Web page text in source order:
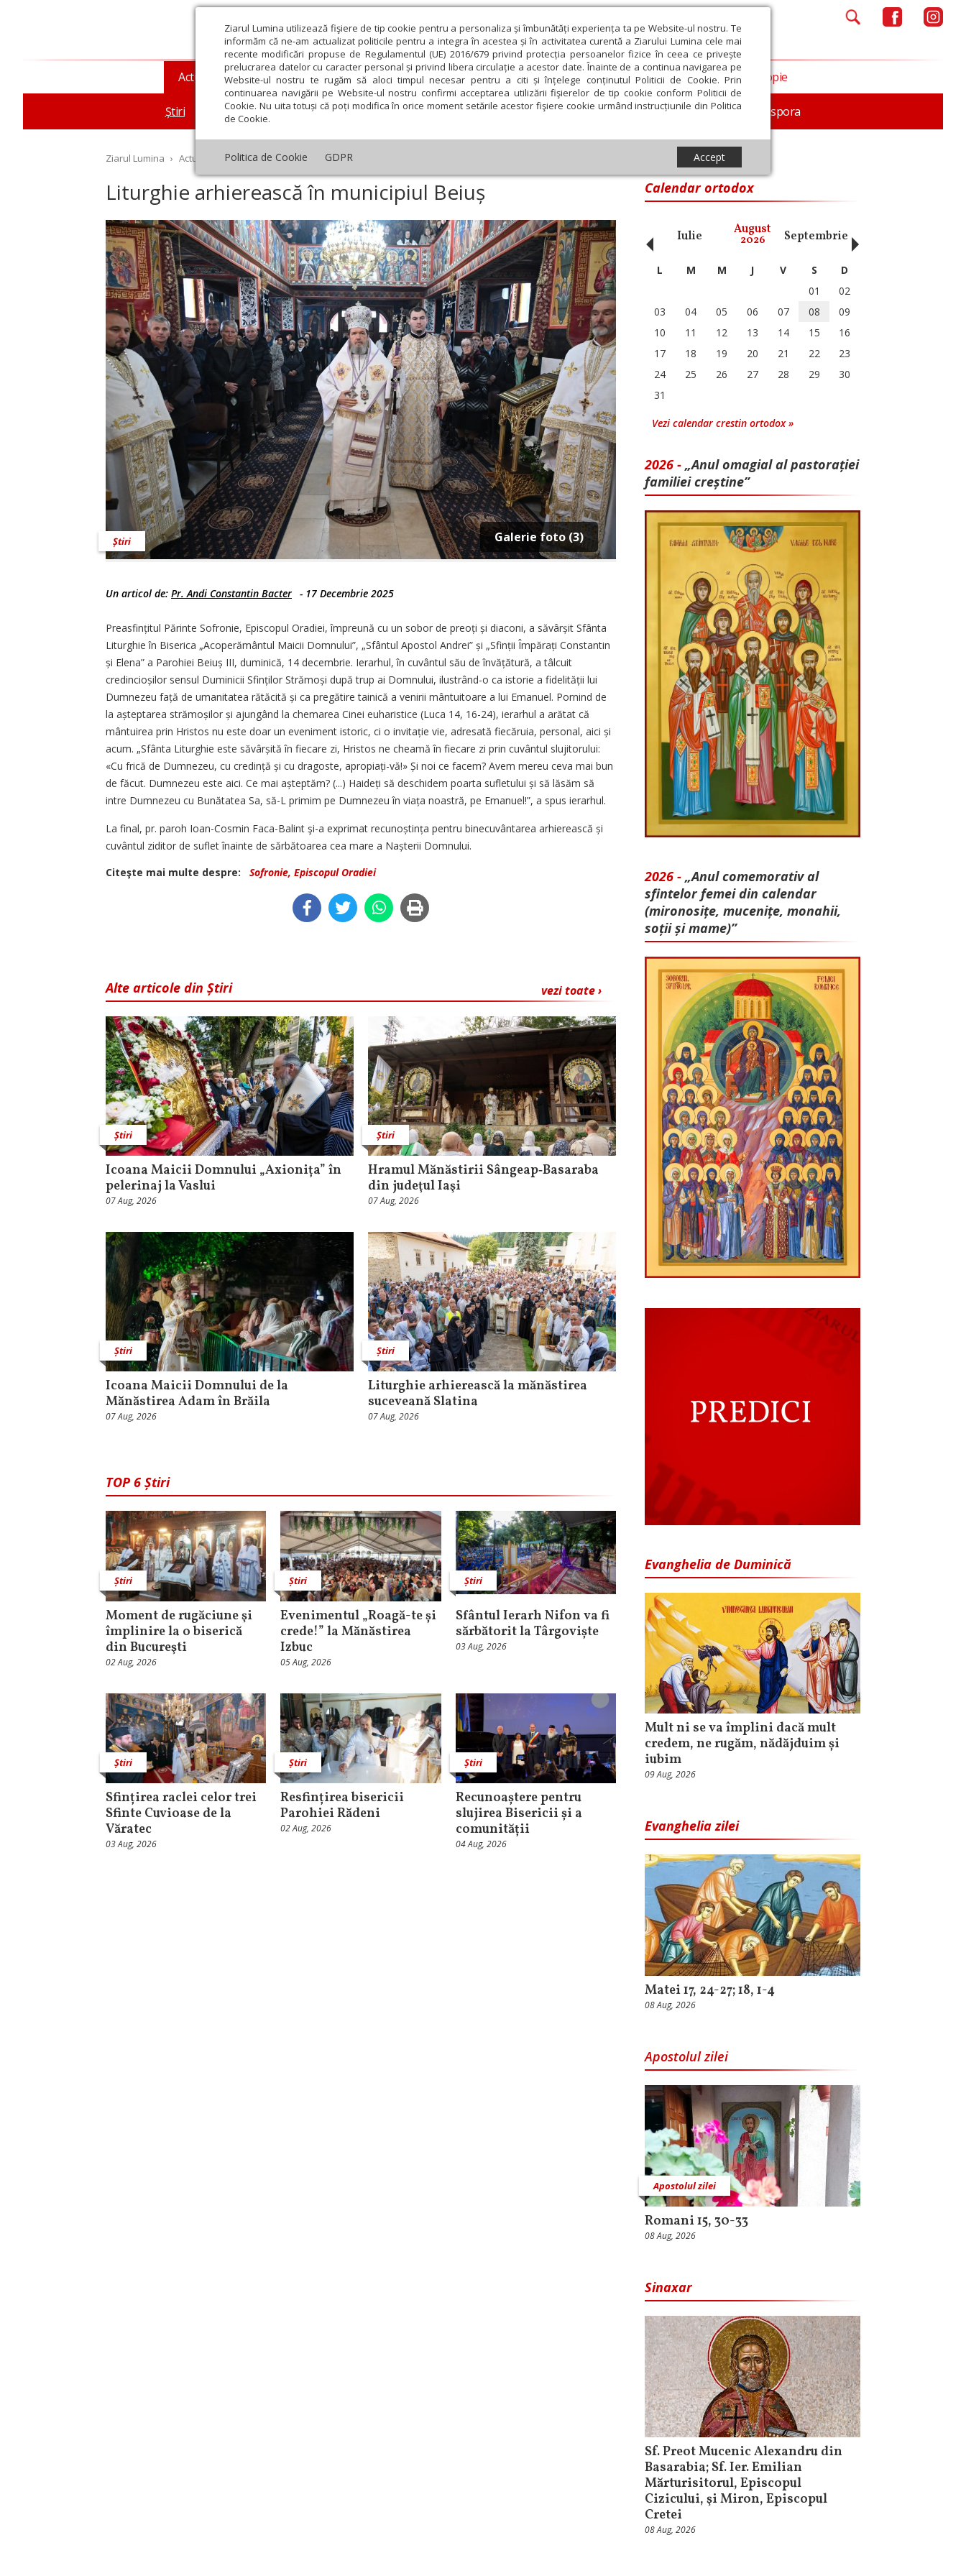
Ziarul Lumina utilizează fişiere de tip cookie pentru a personaliza și îmbunătăți experiența ta pe Website-ul nostru. Te
informăm că ne-am actualizat politicile pentru a integra în acestea și în activitatea curentă a Ziarului Lumina cele mai
recente modificări propuse de Regulamentul (UE) 2016/679 privind protecția persoanelor fizice în ceea ce privește
prelucrarea datelor cu caracter personal și privind libera circulație a acestor date. Înainte de a continua navigarea pe
Website-ul nostru te rugăm să aloci timpul necesar pentru a citi și înțelege conținutul Politicii de Cookie. Prin
continuarea navigării pe Website-ul nostru confirmi acceptarea utilizării fişierelor de tip cookie conform Politicii de
Cookie. Nu uita totuși că poți modifica în orice moment setările acestor fişiere cookie urmând instrucțiunile din Politica
de Cookie.
Politica de Cookie GDPR Accept
Actualitate religioasă
Știri Mesaje și cuvântări An omagial Comunicate de presă Documentar In memoriam Diaspora
Teologie și spiritualitate Educaţie și Cultură Societate Opinii Filantropie
Ziarul Lumina › Actualitate religioasă › Știri › Liturghie arhierească în municipiul Beiuș
Liturghie arhierească în municipiul Beiuș
Galerie foto (3)
Știri
Un articol de: Pr. Andi Constantin Bacter - 17 Decembrie 2025
Preasfințitul Părinte Sofronie, Episcopul Oradiei, împreună cu un sobor de preoți și diaconi, a săvârșit Sfânta
Liturghie în Biserica „Acoperământul Maicii Domnului”, „Sfântul Apostol Andrei” și „Sfinții Împărați Constantin
și Elena” a Parohiei Beiuș III, duminică, 14 decembrie. Ierarhul, în cuvântul său de învățătură, a tâlcuit
credincioșilor sensul Duminicii Sfinților Strămoși după trup ai Domnului, ilustrând-o ca istorie a fidelității lui
Dumnezeu față de umanitatea rătăcită și ca pregătire tainică a venirii mântuitoare a lui Emanuel. Pornind de
la așteptarea strămoșilor și ajungând la chemarea Cinei euharistice (Luca 14, 16-24), ierarhul a arătat că
mântuirea prin Hristos nu este doar un eveniment istoric, ci o invitație vie, adresată fiecăruia, personal, aici și
acum. „Sfânta Liturghie este săvârșită în fiecare zi, Hristos ne cheamă în fiecare zi prin cuvântul slujitorului:
«Cu frică de Dumnezeu, cu credință și cu dragoste, apropiați-vă!» Și noi ce facem? Avem mereu ceva mai bun
de făcut. Dumnezeu este aici. Ce mai așteptăm? (...) Haideți să deschidem poarta sufletului și să lăsăm să
intre Dumnezeu cu Bunătatea Sa, să-L primim pe Dumnezeu în viața noastră, pe Emanuel!”, a spus ierarhul.
La final, pr. paroh Ioan-Cosmin Faca-Balint şi-a exprimat recunoștința pentru binecuvântarea arhierească și
cuvântul ziditor de suflet înainte de sărbătoarea cea mare a Nașterii Domnului.
Citeşte mai multe despre:
Sofronie, Episcopul Oradiei
vezi toate ›
Alte articole din Știri
Știri
Icoana Maicii Domnului „Axionița” în
pelerinaj la Vaslui
07 Aug, 2026
Știri
Hramul Mănăstirii Sângeap‑Basaraba
din judeţul Iaşi
07 Aug, 2026
Știri
Icoana Maicii Domnului de la
Mănăstirea Adam în Brăila
07 Aug, 2026
Știri
Liturghie arhierească la mănăstirea
suceveană Slatina
07 Aug, 2026
TOP 6 Știri
Știri
Moment de rugăciune şi
împlinire la o biserică
din Bucureşti
02 Aug, 2026
Știri
Evenimentul „Roagă-te și
crede!” la Mănăstirea
Izbuc
05 Aug, 2026
Știri
Sfântul Ierarh Nifon va fi
sărbătorit la Târgoviște
03 Aug, 2026
Știri
Sfințirea raclei celor trei
Sfinte Cuvioase de la
Văratec
03 Aug, 2026
Știri
Resfințirea bisericii
Parohiei Rădeni
02 Aug, 2026
Știri
Recunoaștere pentru
slujirea Bisericii și a
comunității
04 Aug, 2026
Calendar ortodox
Octombrie Noiembrie Decembrie Ianuarie Februarie Martie Aprilie Mai Iunie Iulie August
2026 Septembrie Octombrie
‹ L M M J V S
D
01
02
03
04 05 06 07 08
09
10
11 12 13 14 15
16
17
18 19 20 21 22
23
24
25 26 27 28 29
30
31
Vezi calendar crestin ortodox »
2026 - „Anul omagial al pastorației
familiei creștine”
2026 - „Anul comemorativ al
sfintelor femei din calendar
(mironosițe, mu­cenițe, monahii,
soții și mame)”
Evanghelia de Duminică
Mult ni se va împlini dacă mult
credem, ne rugăm, nădăjduim și
iubim
09 Aug, 2026
Evanghelia zilei
Matei 17, 24-27; 18, 1-4
08 Aug, 2026
Apostolul zilei
Apostolul zilei
Romani 15, 30-33
08 Aug, 2026
Sinaxar
Sf. Preot Mucenic Alexandru din
Basarabia; Sf. Ier. Emilian
Mărturisitorul, Episcopul
Cizicului, şi Miron, Episcopul
Cretei
08 Aug, 2026